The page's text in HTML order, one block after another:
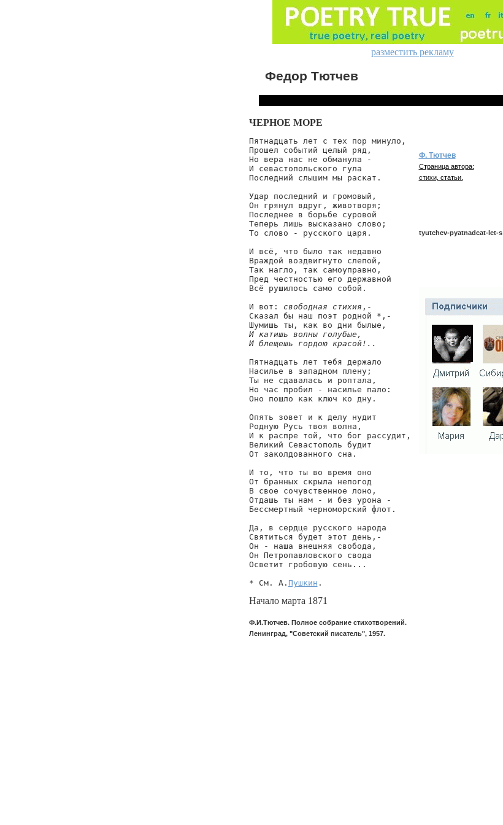
разместить рекламу
Федор Тютчев
ЧЕРНОЕ МОРЕ
Пятнадцать лет с тех пор минуло,
Прошел событий целый ряд,
Но вера нас не обманула -
И севастопольского гула
Последний слышим мы раскат.
Удар последний и громовый,
Он грянул вдруг, животворя;
Последнее в борьбе суровой
Теперь лишь высказано слово;
То слово - русского царя.
И всё, что было так недавно
Враждой воздвигнуто слепой,
Так нагло, так самоуправно,
Пред честностью его державной
Всё рушилось само собой.
И вот: свободная стихия ,-
Сказал бы наш поэт родной *,-
И катишь волны голубые,
И блещешь гордою красой!..
Пятнадцать лет тебя держало
Насилье в западном плену;
Ты не сдавалась и роптала,
Но час пробил - насилье пало:
Оно пошло как ключ ко дну.
Опять зовет и к делу нудит
Родную Русь твоя волна,
И к распре той, что бог рассудит,
Великий Севастополь будит
От заколдованного сна.
И то, что ты во время оно
От бранных скрыла непогод
В свое сочувственное лоно,
Отдашь ты нам - и без урона -
Бессмертный черноморский флот.
Да, в сердце русского народа
Святиться будет этот день,-
Он - наша внешняя свобода,
Он Петропавловского свода
Осветит гробовую сень...
* См. А. Пушкин .
Начало марта 1871
Ф.И.Тютчев. Полное собрание стихотворений.
Ленинград, "Советский писатель", 1957.
Ф. Тютчев
Страница автора:
стихи, статьи.
tyutchev-pyatnadcat-let-s